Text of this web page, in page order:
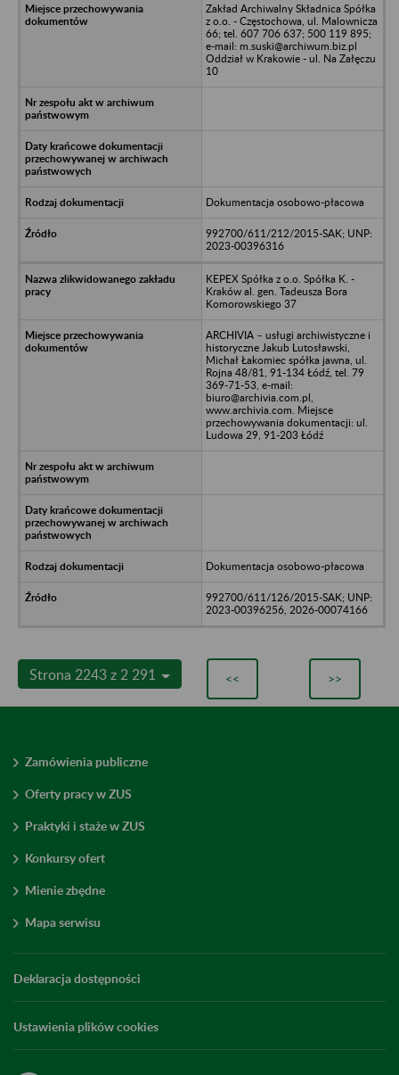
Zakład Archiwalny Składnica Spółka
z o.o. - Częstochowa, ul. Malownicza
66; tel. 607 706 637; 500 119 895;
e-mail: m.suski@archiwum.biz.pl
Oddział w Krakowie - ul. Na Załęczu
10
Dokumentacja osobowo-płacowa
992700/611/212/2015-SAK; UNP:
2023-00396316
KEPEX Spółka z o.o. Spółka K. -
Kraków al. gen. Tadeusza Bora
Komorowskiego 37
ARCHIVIA – usługi archiwistyczne i
historyczne Jakub Lutosławski,
Michał Łakomiec spółka jawna, ul.
Rojna 48/81, 91-134 Łódź, tel. 79
369-71-53, e-mail:
biuro@archivia.com.pl,
www.archivia.com. Miejsce
przechowywania dokumentacji: ul.
Ludowa 29, 91-203 Łódź
Dokumentacja osobowo-płacowa
992700/611/126/2015-SAK; UNP:
2023-00396256, 2026-00074166
Strona 2243 z 2 291 << >>
Zamówienia publiczne
Oferty pracy w ZUS
Praktyki i staże w ZUS
Konkursy ofert
Mienie zbędne
Mapa serwisu
Deklaracja dostępności
Ustawienia plików cookies